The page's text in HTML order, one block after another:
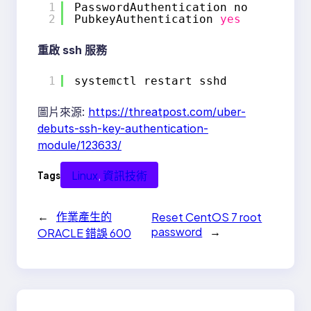
1
2
PasswordAuthentication no
PubkeyAuthentication yes
重啟 ssh 服務
1 systemctl restart sshd
圖片來源: https://threatpost.com/uber-
debuts-ssh-key-authentication-
module/123633/
Tags Linux, 資訊技術
←
作業產生的
ORACLE 錯誤 600
Reset CentOS 7 root
password
→